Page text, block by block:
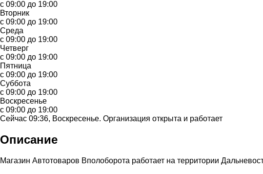
с 09:00 до 19:00
Вторник
с 09:00 до 19:00
Среда
с 09:00 до 19:00
Четверг
с 09:00 до 19:00
Пятница
с 09:00 до 19:00
Суббота
с 09:00 до 19:00
Воскресенье
с 09:00 до 19:00
Сейчас 09:36, Воскресенье. Организация открыта и работает
Описание
Магазин Автотоваров Вполоборота работает на территории